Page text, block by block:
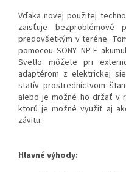
Vďaka novej použitej
zaisťuje bezproblémové
predovšetkým v teréne.
pomocou SONY NP-F
Svetlo môžete pri
adaptérom z elektrickej
statív prostredníctvom
alebo je možné ho držať v
ktorú je možné využiť aj
závitu.
Hlavné výhody: